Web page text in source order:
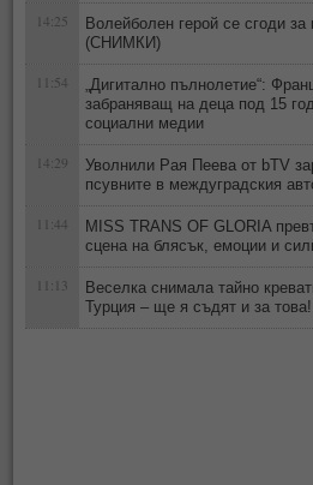
14:25
Волейболен герой се сгоди за
(СНИМКИ)
11:54
„Дигитално пълнолетие“:
забраняващ на деца под 15
социални медии
14:29
Уволнили Рая Пеева от bTV
псувните в междуградския
11:44
MISS TRANS OF GLORIA
сцена на блясък, емоции и
11:13
Веселка снимала тайно
Турция – ще я съдят и за това!